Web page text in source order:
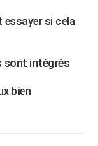
si cela
sont intégrés
bien